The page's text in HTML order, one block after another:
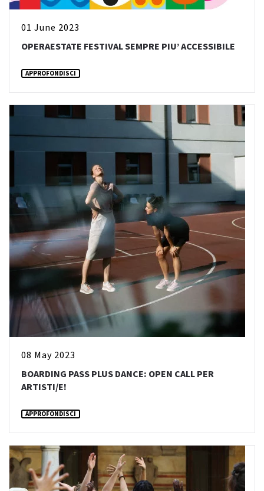
01 June 2023
OPERAESTATE FESTIVAL SEMPRE PIU’ ACCESSIBILE
APPROFONDISCI
08 May 2023
BOARDING PASS PLUS DANCE: OPEN CALL PER
ARTISTI/E!
APPROFONDISCI